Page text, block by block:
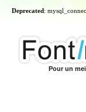
Deprecated:
Pour un